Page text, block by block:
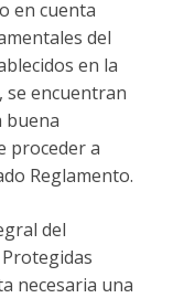
en cuenta
del
en la
se encuentran
buena
proceder a
Reglamento.
del
necesaria una